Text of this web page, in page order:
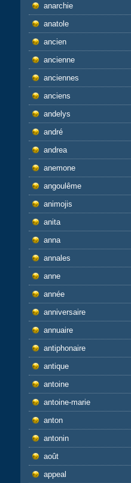
anarchie
anatole
ancien
ancienne
anciennes
anciens
andelys
andré
andrea
anemone
angoulême
animojis
anita
anna
annales
anne
année
anniversaire
annuaire
antiphonaire
antique
antoine
antoine-marie
anton
antonin
août
appeal